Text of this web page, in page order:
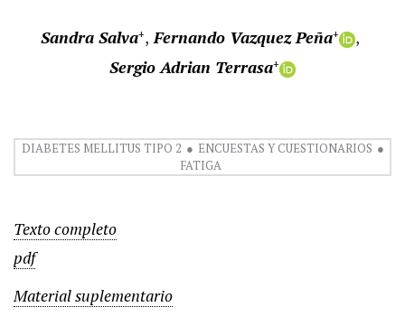
Sandra Salva+ Fernando Vazquez Peña+
Sergio Adrian Terrasa+
DIABETES MELLITUS TIPO 2
ENCUESTAS Y CUESTIONARIOS
FATIGA
Texto completo
pdf
Material suplementario